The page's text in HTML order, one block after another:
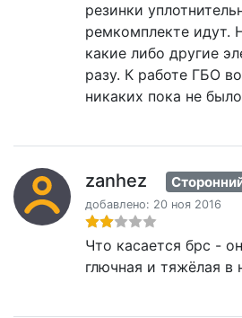
резинки
ремкомплекте идут.
какие либо другие
разу. К работе ГБО
никаких пока не
zanhez
добавлено: 20 ноя 2016
Что касается брс -
глючная и тяжёлая в